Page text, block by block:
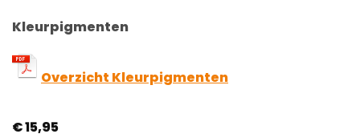
Kleurpigmenten
Overzicht Kleurpigmenten
€15,95